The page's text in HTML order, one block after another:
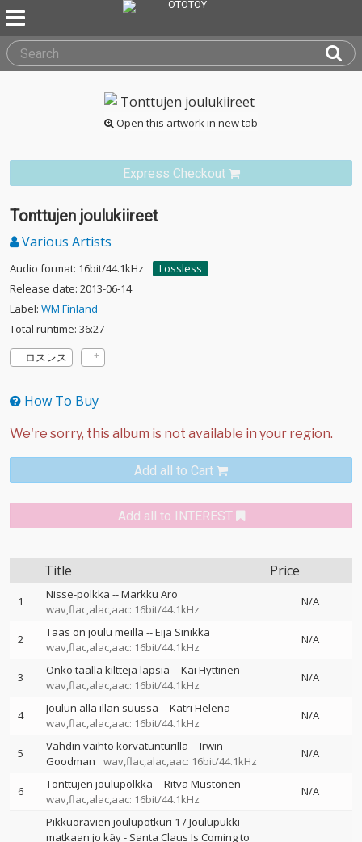
Open this artwork in new tab
Express Checkout
Tonttujen joulukiireet
Various Artists
Audio format: 16bit/44.1kHz
Lossless
Release date: 2013-06-14
Label: WM Finland
Total runtime: 36:27
ロスレス
How To Buy
Add all to Cart
Add all to INTEREST
Title Price
1 Nisse-polkka --Markku Aro
wav,flac,alac,aac: 16bit/44.1kHz
N/A
2 Taas on joulu meillä --Eija Sinikka
wav,flac,alac,aac: 16bit/44.1kHz
N/A
3 Onko täällä kilttejä lapsia --Kai Hyttinen
wav,flac,alac,aac: 16bit/44.1kHz
N/A
4 Joulun alla illan suussa --Katri Helena
wav,flac,alac,aac: 16bit/44.1kHz
N/A
5 Vahdin vaihto korvatunturilla --Irwin
Goodman
wav,flac,alac,aac: 16bit/44.1kHz
N/A
6 Tonttujen joulupolkka --Ritva Mustonen
wav,flac,alac,aac: 16bit/44.1kHz
N/A
Pikkuoravien joulupotkuri 1 / Joulupukki
matkaan jo käy - Santa Claus Is Coming to